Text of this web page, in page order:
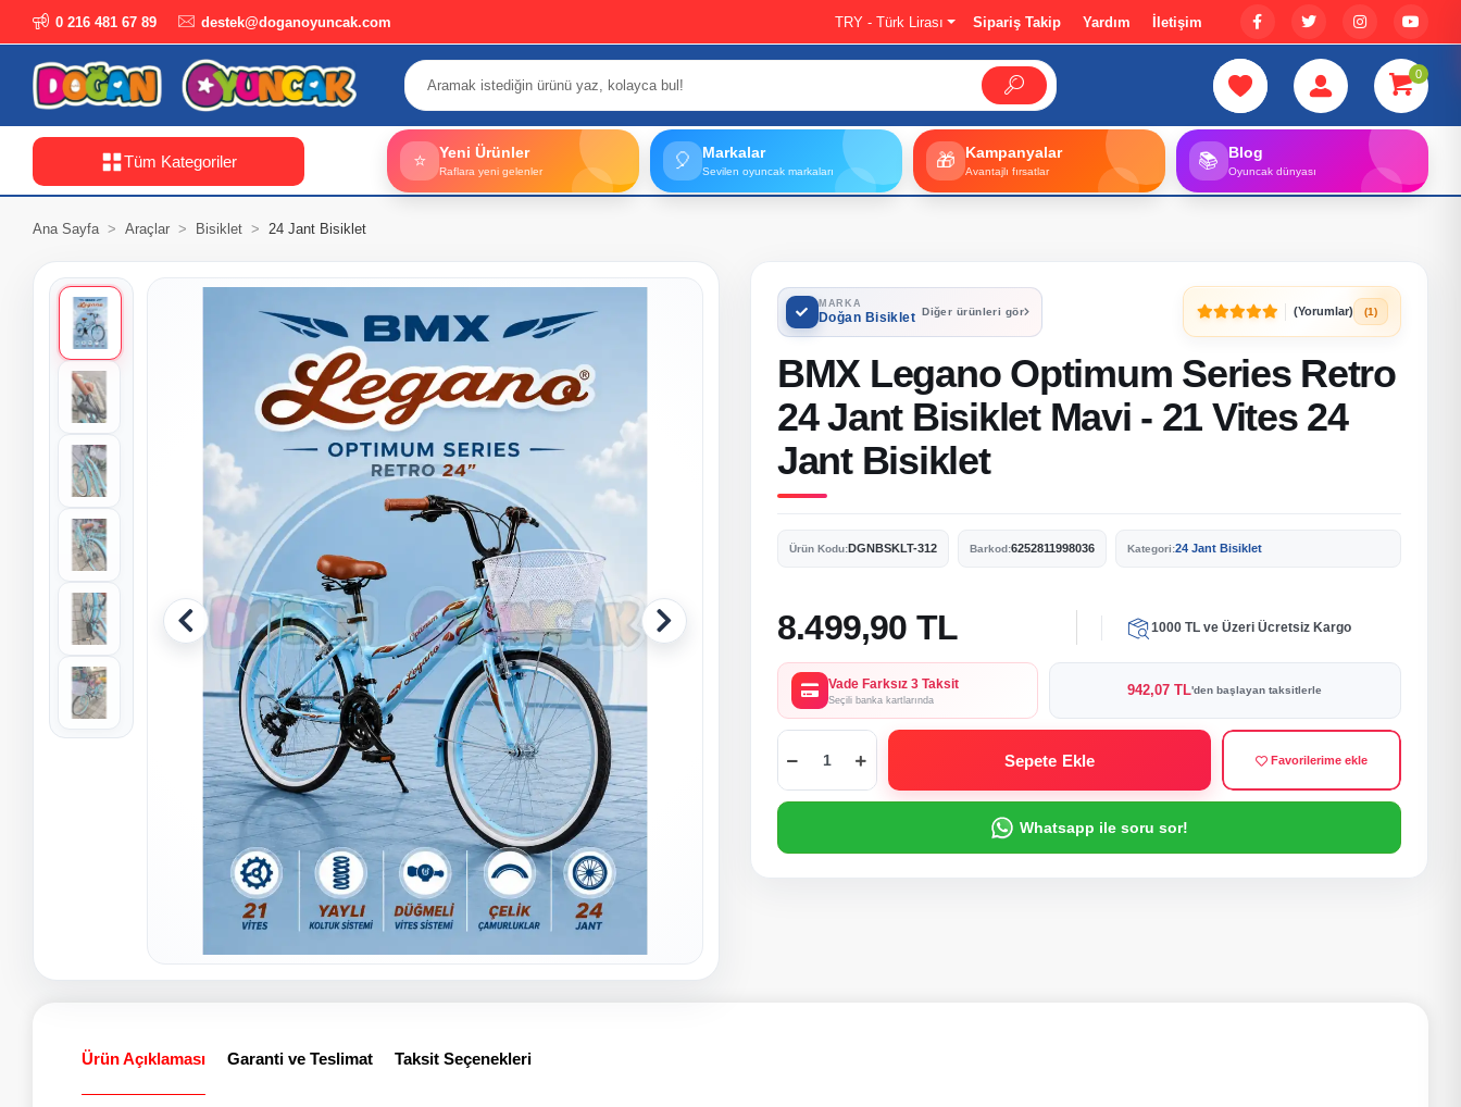
0 216 481 67 89 destek@doganoyuncak.com TRY - Türk Lirası Sipariş Takip Yardım İletişim
0
Tüm Kategoriler ⭐ Yeni Ürünler
Raflara yeni gelenler 🎈 Markalar
Sevilen oyuncak markaları 🎁 Kampanyalar
Avantajlı fırsatlar 📚 Blog
Oyuncak dünyası
Ana Sayfa Araçlar Bisiklet 24 Jant Bisiklet
MARKA
Doğan Bisiklet Diğer ürünleri gör (Yorumlar) (1)
BMX Legano Optimum Series Retro
24 Jant Bisiklet Mavi - 21 Vites 24
Jant Bisiklet
Ürün Kodu:DGNBSKLT-312 Barkod:6252811998036 Kategori:24 Jant Bisiklet
8.499,90 TL 1000 TL ve Üzeri Ücretsiz Kargo
Vade Farksız 3 Taksit
Seçili banka kartlarında
942,07 TL'den başlayan taksitlerle
Sepete Ekle Favorilerime ekle
Whatsapp ile soru sor!
Ürün Açıklaması Garanti ve Teslimat Taksit Seçenekleri